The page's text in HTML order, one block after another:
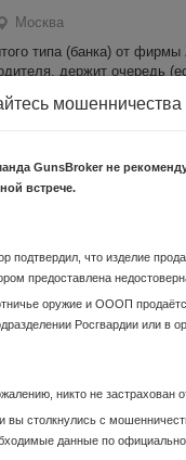
Москва
типа (банка) от
держит очередь
мм резьба 15*1
Москва
ДТК Bos hunter
Копия
мошенничества
GunsBroker не
встрече.
подтвердил, что изделие
предоставлена
оружие и ОООП
Росгвардии или в
никто не застрахован
вы столкнулись с
данные по